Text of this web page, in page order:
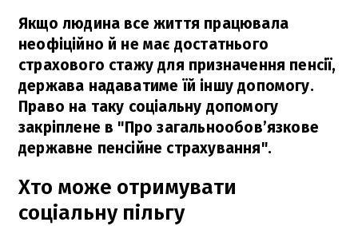
Якщо людина все життя працювала
неофіційно й не має достатнього
страхового стажу для призначення пенсії,
держава надаватиме їй іншу допомогу.
Право на таку соціальну допомогу
закріплене в "Про загальнообов’язкове
державне пенсійне страхування".
Хто може отримувати
соціальну пільгу